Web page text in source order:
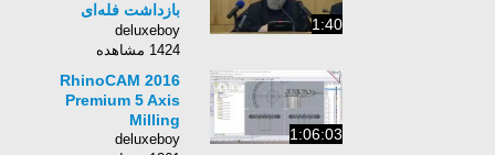
1:40
بازداشت فله‌ای
روزنامه‌نگاران
deluxeboy
1424 مشاهده
1:06:03
RhinoCAM 2016
Premium 5 Axis
Milling
deluxeboy